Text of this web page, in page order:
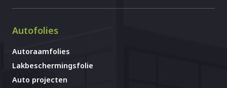
Autofolies
Autoraamfolies
Lakbeschermingsfolie
Auto projecten